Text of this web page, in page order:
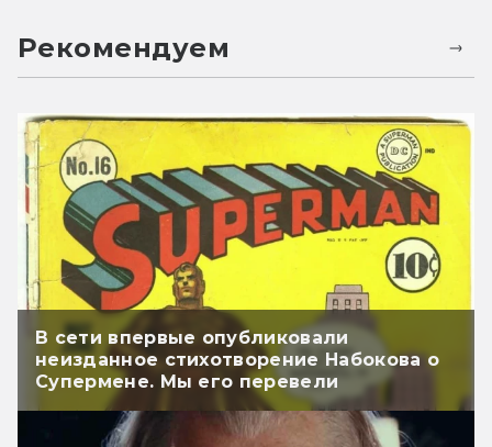
Рекомендуем
В сети впервые опубликовали
неизданное стихотворение Набокова о
Супермене. Мы его перевели